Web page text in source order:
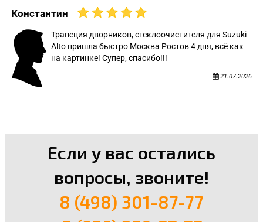
Константин
Трапеция дворников, стеклоочистителя для Suzuki
Alto пришла быстро Москва Ростов 4 дня, всё как
на картинке! Супер, спасибо!!!
21.07.2026
Если у вас остались
вопросы, звоните!
8 (498) 301-87-77